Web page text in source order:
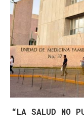
“LA SALUD NO